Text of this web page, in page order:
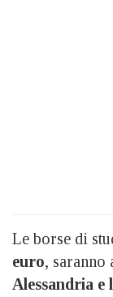
Le borse di
euro, saranno
Alessandria